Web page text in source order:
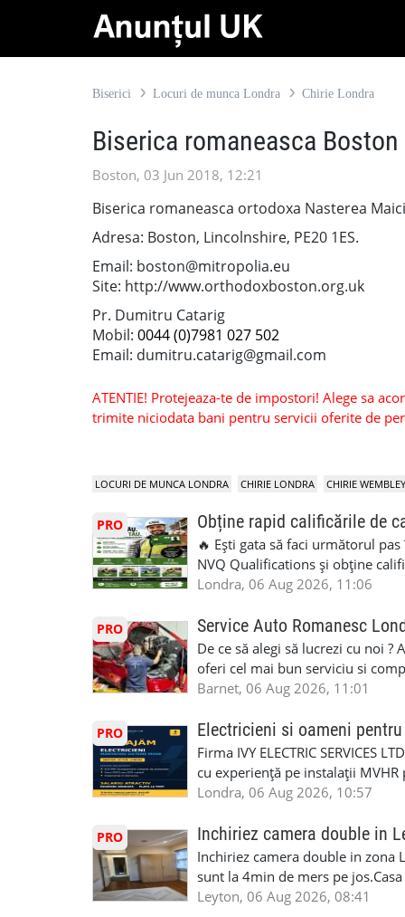
Biserici Locuri de munca Londra Chirie Londra
Biserica romaneasca Boston
Boston, 03 Jun 2018, 12:21
Biserica romaneasca ortodoxa Nasterea
Adresa: Boston, Lincolnshire, PE20 1ES.
Email: boston@mitropolia.eu
Site: http://www.orthodoxboston.org.uk
Pr. Dumitru Catarig
Mobil: 0044 (0)7981 027 502
Email: dumitru.catarig@gmail.com
ATENTIE! Protejeaza-te de impostori! Alege sa
trimite niciodata bani pentru servicii oferite de
LOCURI DE MUNCA LONDRA CHIRIE LONDRA CHIRIE WEMBLEY
PRO Obține rapid calificările de
🔥 Ești gata să faci următorul
NVQ Qualifications și obține
Calificări recunoscute în UK ✅
competențele 👷 Indiferent dacă
oficială, noi te ajutăm să alegi
complicații. 💥 Suport real de la
noi oportunități de muncă și de
6RR 🚀 CSCS Colindale – GQA
te astăzi. Construiește-ți viitorul
Londra, 06 Aug 2026, 11:06
PRO Service Auto Romanesc
De ce să alegi să lucrezi cu noi
oferi cel mai bun serviciu si
alegerea ideală: Personal
Auto. Indiferent de situație,
repara in scurt timp si eficient
garaj auto care ofera orice tip de
Lucram cu Toate Garantiile si
iTP/MOT Masini Mici si Vanuri
Accident Management, Preluam
Masina la Schimb. ✅ Distributii
Geometrie Profesionala Roti
Explicatii. ✅ Suntem foarte buni
Barnet, 06 Aug 2026, 11:01
PRO Electricieni si oameni
Firma IVY ELECTRIC SERVICES
cu experiență pe instalații
obligatorii: 🔹 Full PPE
lucru constant ✅ Echipă
detalii și programare, trimiteți
Londra, 06 Aug 2026, 10:57
PRO Inchiriez camera double in
Inchiriez camera double in zona
sunt la 4min de mers pe
incluse.Cautam o persoana sau
Leyton, 06 Aug 2026, 08:41